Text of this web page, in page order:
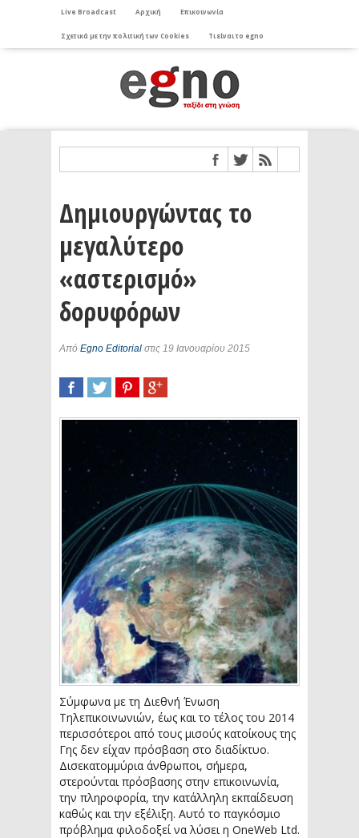
Live Broadcast Αρχική Επικοινωνία
Σχετικά με την πολιτική των Cookies Τι είναι το egno
Δημιουργώντας το
μεγαλύτερο
«αστερισμό»
δορυφόρων
Από Egno Editorial στις 19 Ιανουαρίου 2015
Σύμφωνα με τη Διεθνή Ένωση
Τηλεπικοινωνιών, έως και το τέλος του 2014
περισσότεροι από τους μισούς κατοίκους της
Γης δεν είχαν πρόσβαση στο διαδίκτυο.
Δισεκατομμύρια άνθρωποι, σήμερα,
στερούνται πρόσβασης στην επικοινωνία,
την πληροφορία, την κατάλληλη εκπαίδευση
καθώς και την εξέλιξη. Αυτό το παγκόσμιο
πρόβλημα φιλοδοξεί να λύσει η OneWeb Ltd.